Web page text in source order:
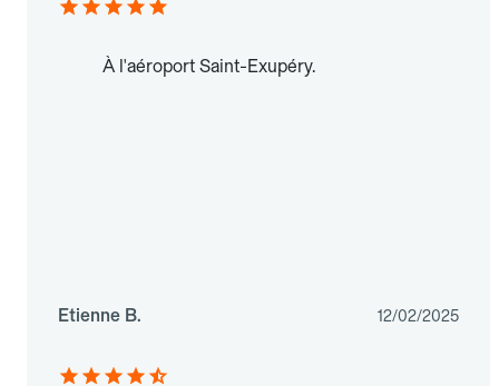
À l'aéroport Saint-Exupéry.
Etienne B. 12/02/2025